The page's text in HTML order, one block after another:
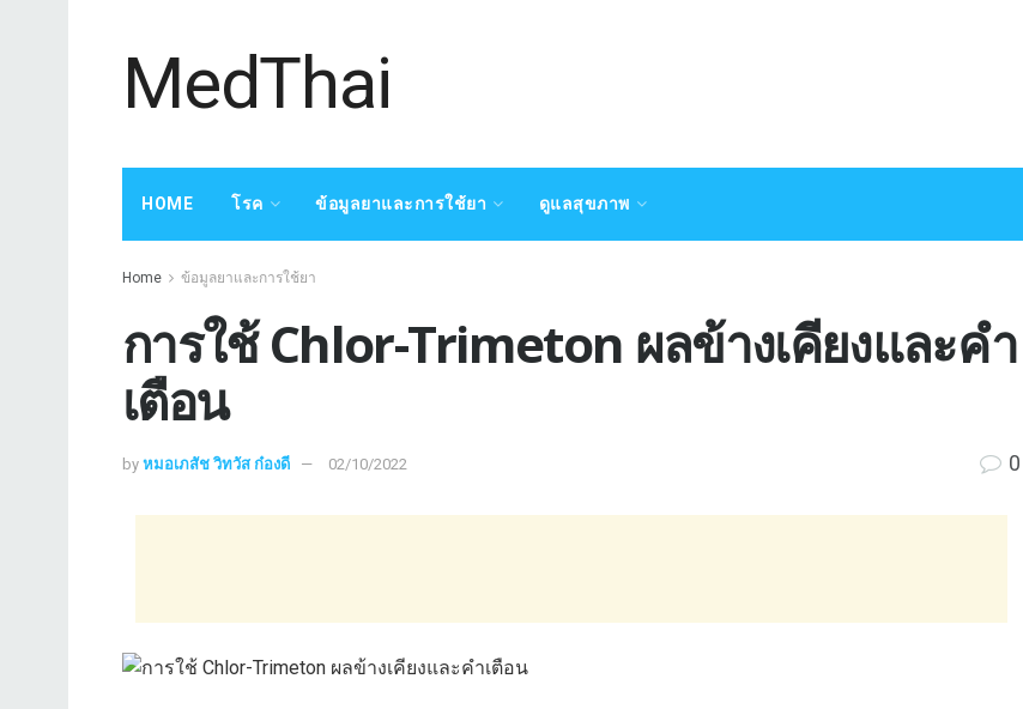
MedThai
HOME โรค ข้อมูลยาและการใช้ยา ดูแลสุขภาพ
Home ข้อมูลยาและการใช้ยา
การใช้ Chlor-Trimeton ผลข้างเคียงและคำ
เตือน
by หมอเภสัช วิทวัส ก๋องดี 02/10/2022 0